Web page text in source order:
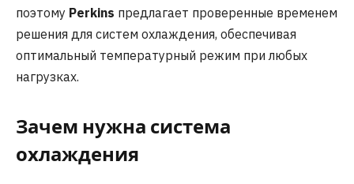
поэтому Perkins предлагает проверенные временем
решения для систем охлаждения, обеспечивая
оптимальный температурный режим при любых
нагрузках.
Зачем нужна система
охлаждения